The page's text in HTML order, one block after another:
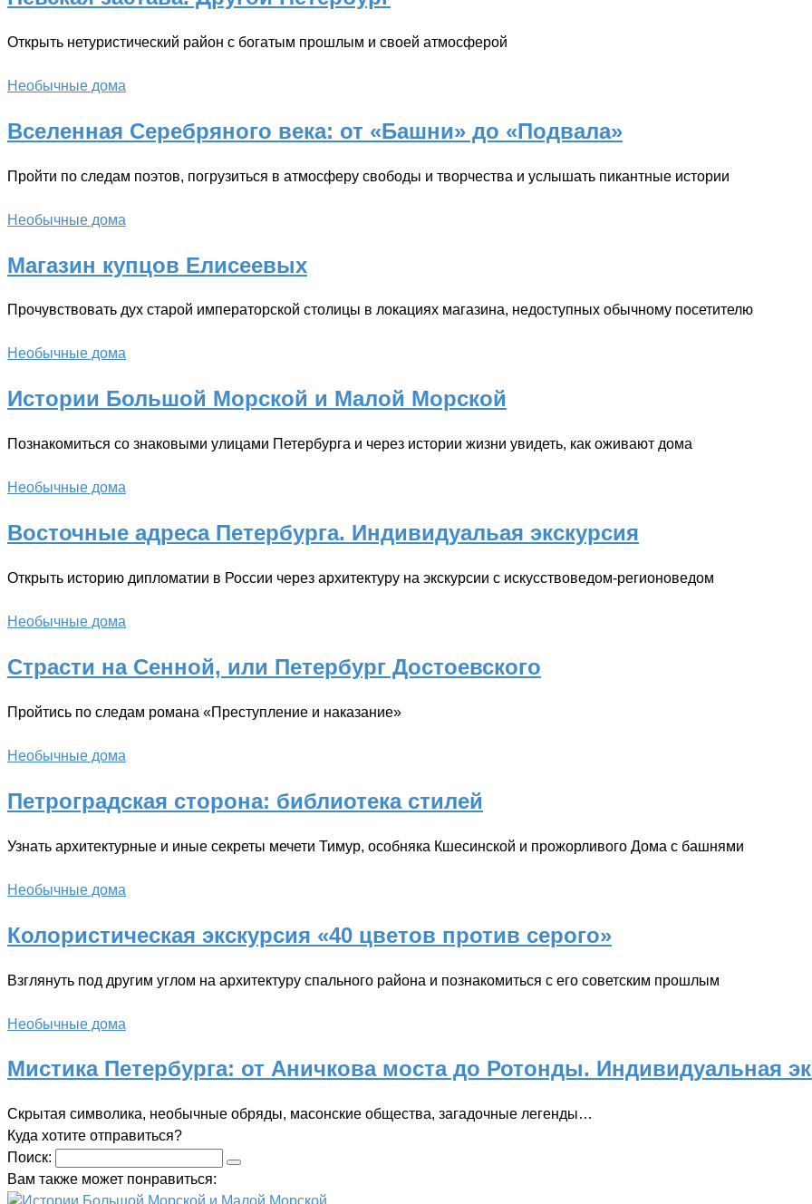
Открыть нетуристический район с богатым прошлым и своей атмосферой
Необычные дома
Вселенная Серебряного века: от «Башни» до «Подвала»
Пройти по следам поэтов, погрузиться в атмосферу свободы и творчества и услышать пикантные истории
Необычные дома
Магазин купцов Елисеевых
Прочувствовать дух старой императорской столицы в локациях магазина, недоступных обычному посетителю
Необычные дома
Истории Большой Морской и Малой Морской
Познакомиться со знаковыми улицами Петербурга и через истории жизни увидеть, как оживают дома
Необычные дома
Восточные адреса Петербурга. Индивидуальая экскурсия
Открыть историю дипломатии в России через архитектуру на экскурсии с искусствоведом-регионоведом
Необычные дома
Страсти на Сенной, или Петербург Достоевского
Пройтись по следам романа «Преступление и наказание»
Необычные дома
Петроградская сторона: библиотека стилей
Узнать архитектурные и иные секреты мечети Тимур, особняка Кшесинской и прожорливого Дома с башнями
Необычные дома
Колористическая экскурсия «40 цветов против серого»
Взглянуть под другим углом на архитектуру спального района и познакомиться с его советским прошлым
Необычные дома
Мистика Петербурга: от Аничкова моста до Ротонды. Индивидуальная
Скрытая символика, необычные обряды, масонские общества, загадочные легенды…
Куда хотите отправиться?
Поиск:
Вам также может понравиться: